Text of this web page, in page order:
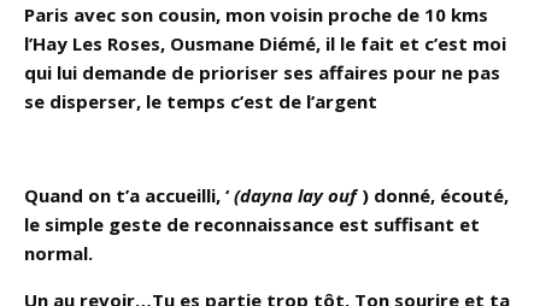
Paris avec son cousin, mon voisin proche de 10 kms
l’Hay Les Roses, Ousmane Diémé, il le fait et c’est moi
qui lui demande de prioriser ses affaires pour ne pas
se disperser, le temps c’est de l’argent
Quand on t’a accueilli, ‘ (dayna lay ouf ) donné, écouté,
le simple geste de reconnaissance est suffisant et
normal.
Un au revoir…Tu es partie trop tôt. Ton sourire et ta